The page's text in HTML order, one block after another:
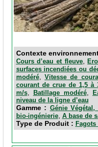
Contexte
Cours d’eau et fleuve,
surfaces incendiées ou
modéré, Vitesse de
courant de crue de 1,5 à
m/s, Batillage modéré,
niveau de la ligne d’eau
Gamme : Génie
bio-ingénierie, A base de
Type de Produit :